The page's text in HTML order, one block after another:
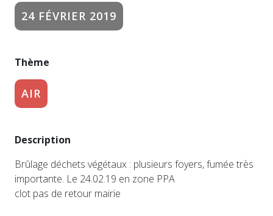
24 FÉVRIER 2019
Thème
AIR
Description
Brûlage déchets végétaux : plusieurs foyers, fumée très
importante. Le 24.02.19 en zone PPA
clot pas de retour mairie